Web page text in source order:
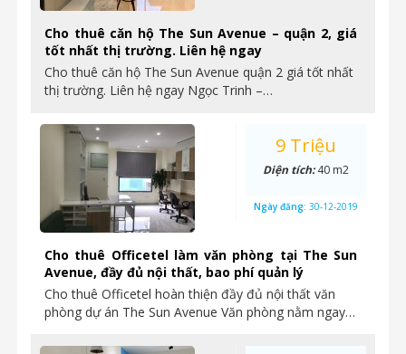
Cho thuê căn hộ The Sun Avenue – quận 2, giá
tốt nhất thị trường. Liên hệ ngay
Cho thuê căn hộ The Sun Avenue quận 2 giá tốt nhất
thị trường. Liên hệ ngay Ngọc Trinh –…
Cho thuê Officetel làm văn phòng tại The Sun
Avenue, đầy đủ nội thất, bao phí quản lý
Cho thuê Officetel hoàn thiện đầy đủ nội thất văn
phòng dự án The Sun Avenue Văn phòng nằm ngay…
9 Triệu
Diện tích:40 m2
Ngày đăng: 30-12-2019